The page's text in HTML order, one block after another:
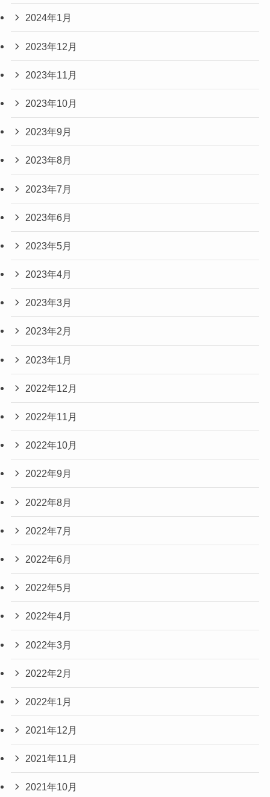
2024年1月
2023年12月
2023年11月
2023年10月
2023年9月
2023年8月
2023年7月
2023年6月
2023年5月
2023年4月
2023年3月
2023年2月
2023年1月
2022年12月
2022年11月
2022年10月
2022年9月
2022年8月
2022年7月
2022年6月
2022年5月
2022年4月
2022年3月
2022年2月
2022年1月
2021年12月
2021年11月
2021年10月